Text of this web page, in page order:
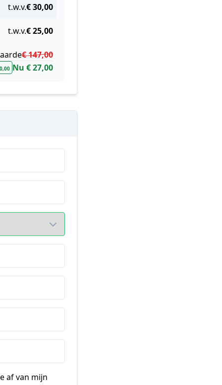
t.w.v.€ 30,00
t.w.v.€ 25,00
Nu € 27,00
€ 147,00
af van mijn